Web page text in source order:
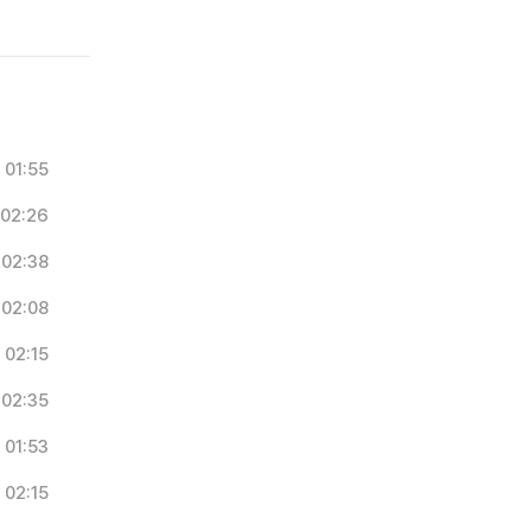
01:55
02:26
02:38
02:08
02:15
02:35
01:53
02:15